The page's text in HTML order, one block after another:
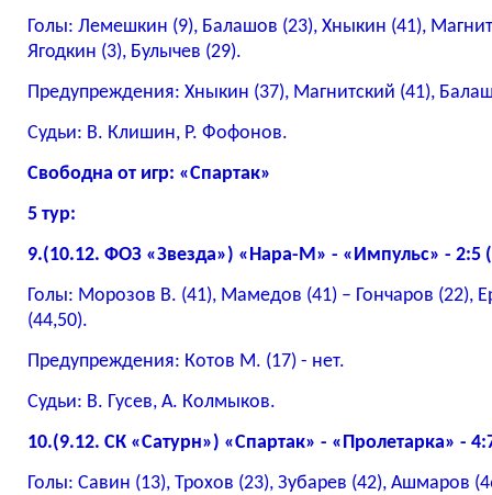
Голы: Лемешкин (9), Балашов (23), Хныкин (41),
Ягодкин (3), Булычев (29).
Предупреждения: Хныкин (37), Магнитский (41),
Судьи: В. Клишин, Р. Фофонов.
Свободна от игр: «Спартак»
5 тур:
9.(10.12. ФОЗ «Звезда») «Нара-М» - «Импульс» - 2:5
Голы: Морозов В. (41), Мамедов (41) – Гончаров (22),
(44,50).
Предупреждения: Котов М. (17) - нет.
Судьи: В. Гусев, А. Колмыков.
10.(9.12. СК «Сатурн») «Спартак» - «Пролетарка» -
Голы: Савин (13), Трохов (23), Зубарев (42), Ашмаров